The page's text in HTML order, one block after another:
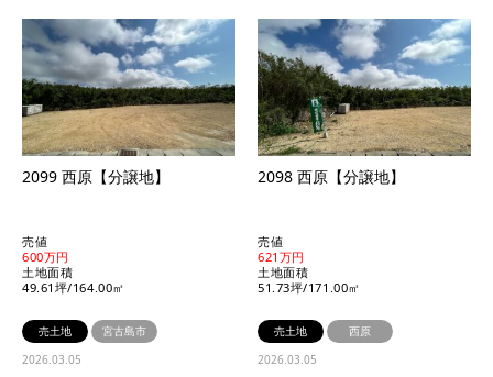
2099 西原【分譲地】
売値
600万円
土地面積
49.61坪/164.00㎡
売土地
宮古島市
2026.03.05
2098 西原【分譲地】
売値
621万円
土地面積
51.73坪/171.00㎡
売土地
西原
2026.03.05